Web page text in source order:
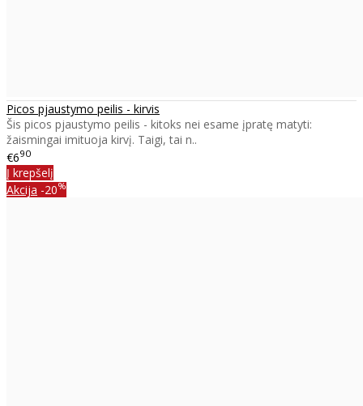
Picos pjaustymo peilis - kirvis
Šis picos pjaustymo peilis - kitoks nei esame įpratę matyti:
žaismingai imituoja kirvį. Taigi, tai n..
€690
Į krepšelį
Akcija -20%